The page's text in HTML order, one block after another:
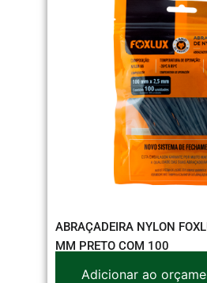
ABRAÇADEIRA NYLON
MM PRETO COM 100
Adicionar ao